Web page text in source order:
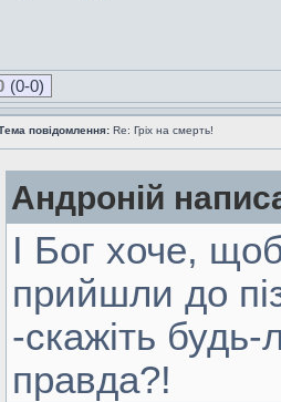
(0-0)
повідомлення: Re: Гріх на смерть!
Андроній
І Бог хоче,
прийшли до
-скажіть
правда?!